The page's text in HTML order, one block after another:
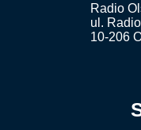
Radio
ul.
10-206